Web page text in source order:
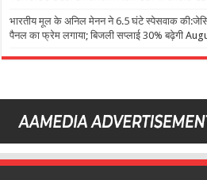
भारतीय मूल के अनिल मेनन ने 6.5 घंटे स्पेसवाक
पैनल का फ्रेम लगाया; बिजली सप्लाई 30% बढ़ेगी